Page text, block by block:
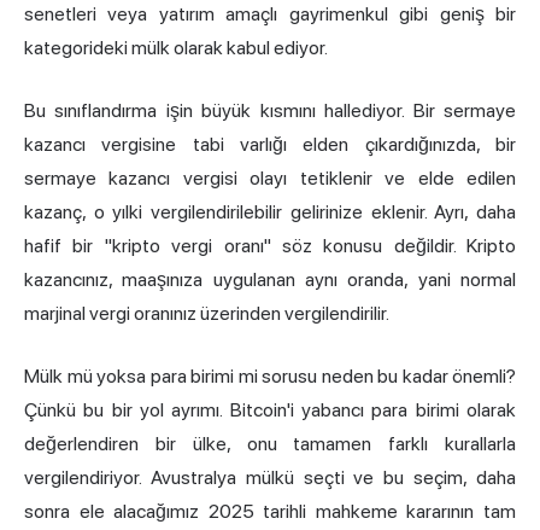
senetleri veya yatırım amaçlı gayrimenkul gibi geniş bir
kategorideki mülk olarak kabul ediyor.
Bu sınıflandırma işin büyük kısmını hallediyor. Bir sermaye
kazancı vergisine tabi varlığı elden çıkardığınızda, bir
sermaye kazancı vergisi olayı tetiklenir ve elde edilen
kazanç, o yılki vergilendirilebilir gelirinize eklenir. Ayrı, daha
hafif bir "kripto vergi oranı" söz konusu değildir. Kripto
kazancınız, maaşınıza uygulanan aynı oranda, yani normal
marjinal vergi oranınız üzerinden vergilendirilir.
Mülk mü yoksa para birimi mi sorusu neden bu kadar önemli?
Çünkü bu bir yol ayrımı. Bitcoin'i yabancı para birimi olarak
değerlendiren bir ülke, onu tamamen farklı kurallarla
vergilendiriyor. Avustralya mülkü seçti ve bu seçim, daha
sonra ele alacağımız 2025 tarihli mahkeme kararının tam